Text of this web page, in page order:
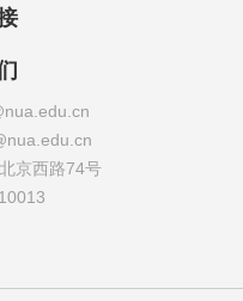
京西路74号